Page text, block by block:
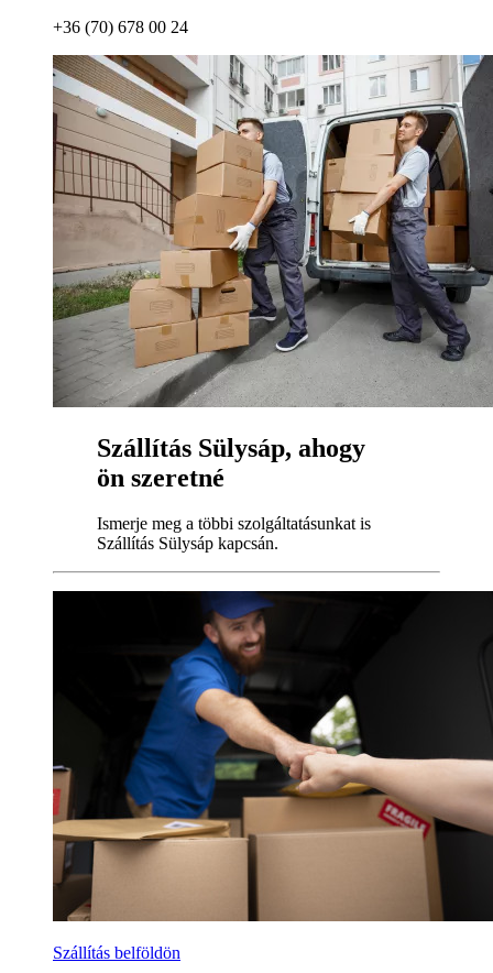
+36 (70) 678 00 24
Szállítás Sülysáp, ahogy
ön szeretné
Ismerje meg a többi szolgáltatásunkat is
Szállítás Sülysáp kapcsán.
Szállítás belföldön